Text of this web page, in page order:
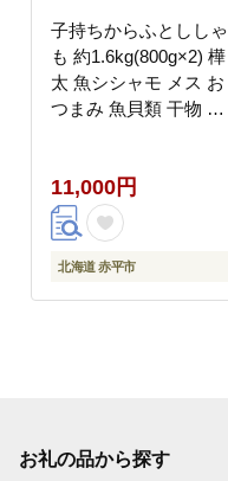
子持ちからふとししゃ
も 約1.6kg(800g×2) 樺
太 魚シシャモ メス お
つまみ 魚貝類 干物 量
け
11,000円
北海道 赤平市
お礼の品から探す